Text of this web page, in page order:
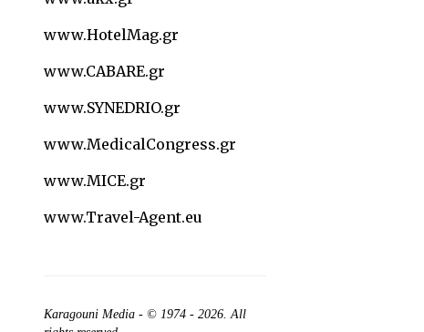
www.HotelMag.gr
www.CABARE.gr
www.SYNEDRIO.gr
www.MedicalCongress.gr
www.MICE.gr
www.Travel-Agent.eu
Karagouni Media - © 1974 - 2026. All